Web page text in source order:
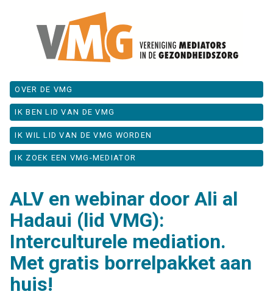
OVER DE VMG
IK BEN LID VAN DE VMG
IK WIL LID VAN DE VMG WORDEN
IK ZOEK EEN VMG-MEDIATOR
ALV en webinar door Ali al
Hadaui (lid VMG):
Interculturele mediation.
Met gratis borrelpakket aan
huis!